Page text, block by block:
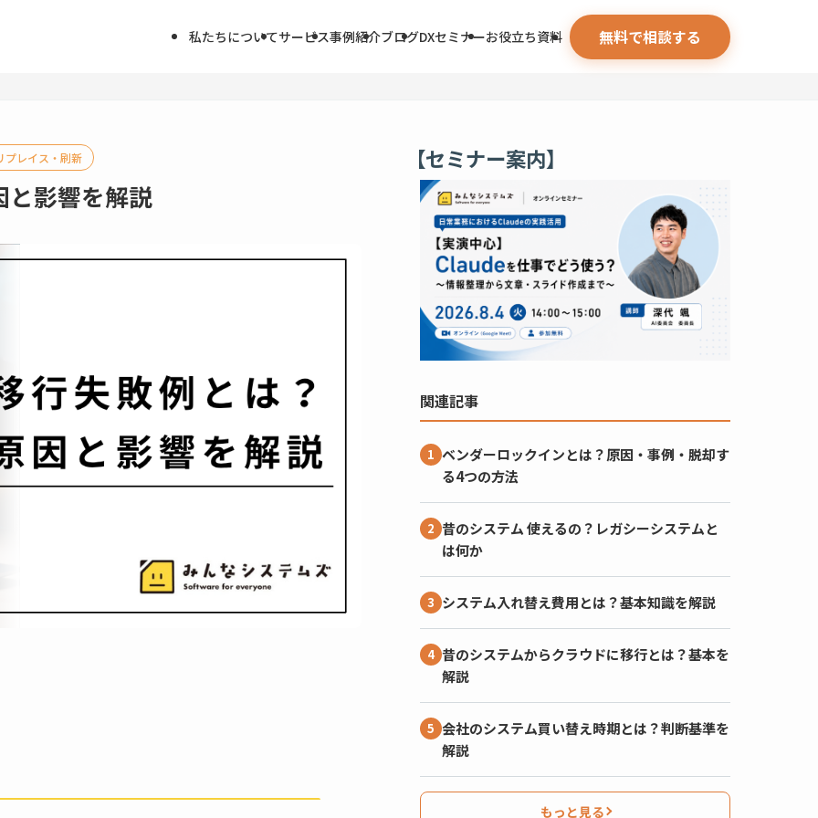
私たちについてサービス事例紹介ブログDXセミナーお役立ち資料 無料で相談する
プレイス・刷新
と影響を解説
【セミナー案内】
関連記事
ベンダーロックインとは？原因・事例・脱却す
る4つの方法
昔のシステム 使えるの？レガシーシステムと
は何か
システム入れ替え費用とは？基本知識を解説
昔のシステムからクラウドに移行とは？基本を
解説
会社のシステム買い替え時期とは？判断基準を
解説
もっと見る